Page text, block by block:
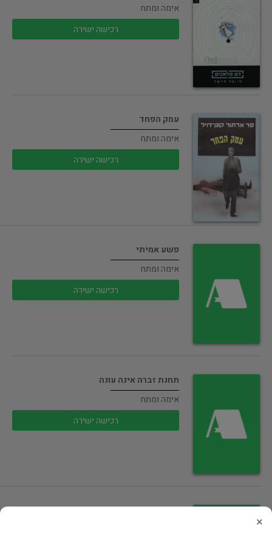
אימה ומתח
רכישה ישירה
עמק הפחד
אימה ומתח
רכישה ישירה
פשע אמיתי
אימה ומתח
רכישה ישירה
תחנת זברה אינה עונה
אימה ומתח
רכישה ישירה
החידה השישית
×